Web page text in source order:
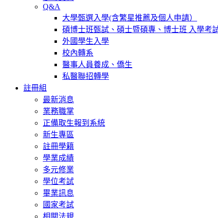
Q&A
大學甄選入學(含繁星推薦及個人申請）
碩博士班甄試、碩士暨碩專、博士班 入學考
外國學生入學
校內轉系
醫事人員養成、僑生
私醫聯招轉學
註冊組
最新消息
業務職掌
正備取生報到系統
新生專區
註冊學籍
學業成績
多元修業
學位考試
畢業訊息
國家考試
相關法規